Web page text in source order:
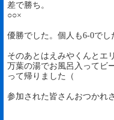
差で勝ち。
○○×
優勝でした。個人も6-0でし
そのあとはえみやくんとエ
万葉の湯でお風呂入ってビ
って帰りました（
参加された皆さんおつかれ